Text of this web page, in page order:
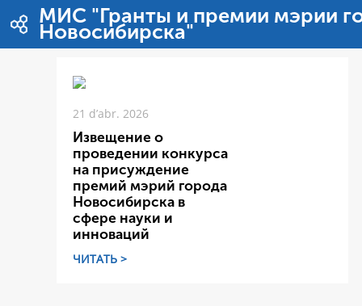
Salta al contigut
МИС "Гранты и премии мэрии
Новосибирска"
21 d’abr. 2026
Извещение о
проведении конкурса
на присуждение
премий мэрий города
Новосибирска в
сфере науки и
инноваций
ЧИТАТЬ >